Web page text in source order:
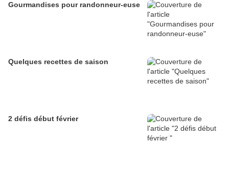
Gourmandises pour randonneur-euse
Quelques recettes de saison
2 défis début février